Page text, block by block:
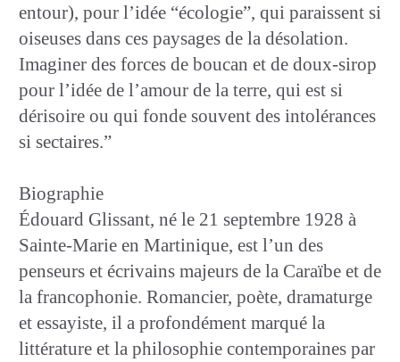
entour), pour l’idée “écologie”, qui paraissent si
oiseuses dans ces paysages de la désolation.
Imaginer des forces de boucan et de doux-sirop
pour l’idée de l’amour de la terre, qui est si
dérisoire ou qui fonde souvent des intolérances
si sectaires.”
Biographie
Édouard Glissant, né le 21 septembre 1928 à
Sainte-Marie en Martinique, est l’un des
penseurs et écrivains majeurs de la Caraïbe et de
la francophonie. Romancier, poète, dramaturge
et essayiste, il a profondément marqué la
littérature et la philosophie contemporaines par